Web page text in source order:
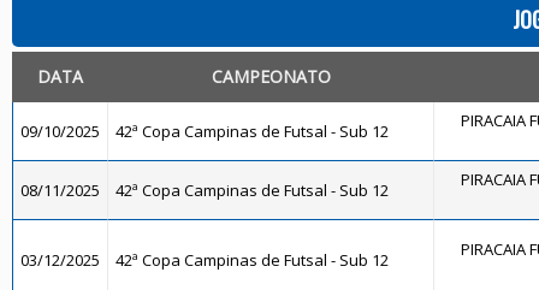
DATA CAMPEONATO
09/10/2025 42ª Copa Campinas de Futsal - Sub 12 PIRACAIA
08/11/2025 42ª Copa Campinas de Futsal - Sub 12 PIRACAIA
03/12/2025 42ª Copa Campinas de Futsal - Sub 12 PIRACAIA